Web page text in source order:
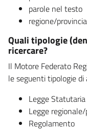
parole nel testo
regione/
Quali tipologie
ricercare?
Il Motore Federato
le seguenti tipologie
Legge Statutaria
Legge
Regolamento